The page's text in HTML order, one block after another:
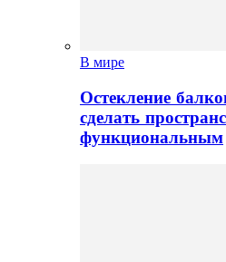
В мире
Остекление
сделать
функциональным